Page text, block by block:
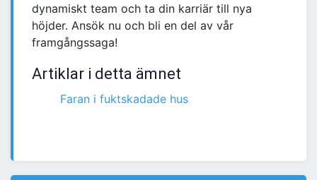
dynamiskt team och ta din karriär till nya
höjder. Ansök nu och bli en del av vår
framgångssaga!
Artiklar i detta ämnet
Faran i fuktskadade hus